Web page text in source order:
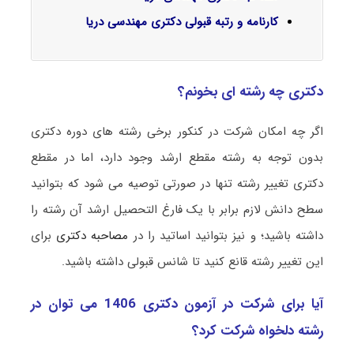
کارنامه و رتبه قبولی دکتری مهندسی دریا
دکتری چه رشته ای بخونم؟
اگر چه امکان شرکت در کنکور برخی رشته های دوره دکتری
بدون توجه به رشته مقطع ارشد وجود دارد، اما در مقطع
دکتری تغییر رشته تنها در صورتی توصیه می شود که بتوانید
سطح دانش لازم برابر با یک فارغ التحصیل ارشد آن رشته را
داشته باشید؛ و نیز بتوانید اساتید را در مصاحبه دکتری برای
این تغییر رشته قانع کنید تا شانس قبولی داشته باشید.
آیا برای شرکت در آزمون دکتری 1406 می توان در
رشته دلخواه شرکت کرد؟